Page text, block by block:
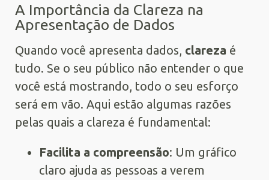
A Importância da Clareza na
Apresentação de Dados
Quando você apresenta dados, clareza é
tudo. Se o seu público não entender o que
você está mostrando, todo o seu esforço
será em vão. Aqui estão algumas razões
pelas quais a clareza é fundamental:
Facilita a compreensão: Um gráfico
claro ajuda as pessoas a verem